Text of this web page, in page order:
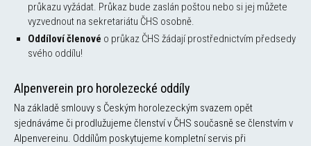
průkazu vyžádat. Průkaz bude zaslán poštou nebo si jej můžete
vyzvednout na sekretariátu ČHS osobně.
Oddíloví členové o průkaz ČHS žádají prostřednictvím předsedy
svého oddílu!
Alpenverein pro horolezecké oddíly
Na základě smlouvy s Českým horolezeckým svazem opět
sjednáváme či prodlužujeme členství v ČHS současně se členstvím v
Alpenvereinu. Oddílům poskytujeme kompletní servis při